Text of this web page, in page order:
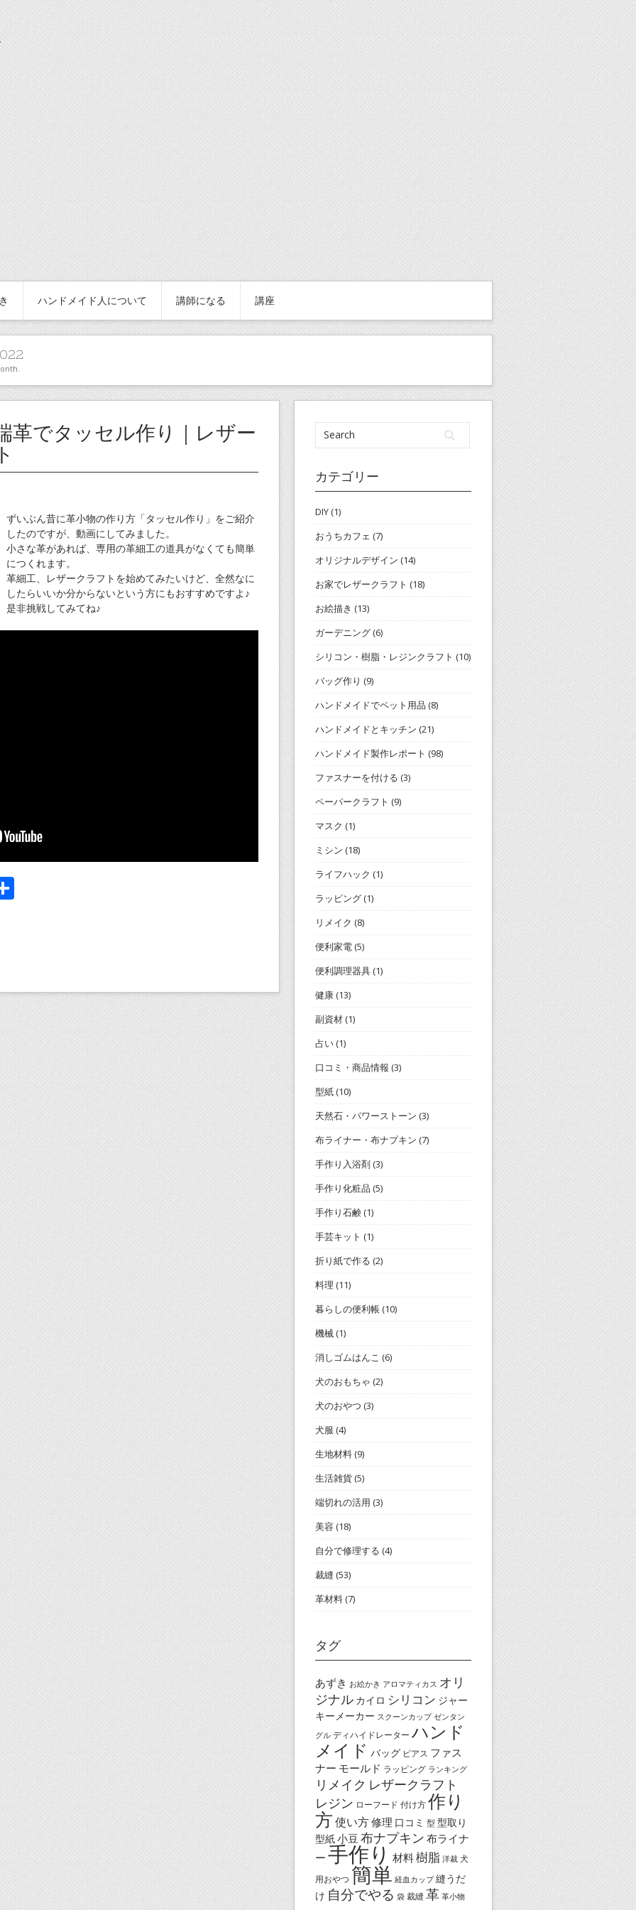
ハンドメイド人について 講師になる 講座
革でタッセル作り｜レザー
ずいぶん昔に革小物の作り方「タッセル作り」をご紹介
したのですが、動画にしてみました。
小さな革があれば、専用の革細工の道具がなくても簡単
につくれます。
革細工、レザークラフトを始めてみたいけど、全然なに
したらいいか分からないという方にもおすすめですよ♪
是非挑戦してみてね♪
カテゴリー
DIY(1)
おうちカフェ (7)
オリジナルデザイン (14)
お家でレザークラフト (18)
お絵描き (13)
ガーデニング(6)
シリコン・樹脂・レジンクラフト (10)
バッグ作り (9)
ハンドメイドでペット用品 (8)
ハンドメイドとキッチン (21)
ハンドメイド製作レポート (98)
ファスナーを付ける (3)
ペーパークラフト (9)
マスク (1)
ミシン (18)
ライフハック (1)
ラッピング(1)
リメイク (8)
便利家電(5)
便利調理器具(1)
健康(13)
副資材(1)
占い(1)
口コミ・商品情報 (3)
型紙(10)
天然石・パワーストーン (3)
布ライナー・布ナプキン (7)
手作り入浴剤(3)
手作り化粧品 (5)
手作り石鹸(1)
手芸キット (1)
折り紙で作る (2)
料理 (11)
暮らしの便利帳(10)
機械(1)
消しゴムはんこ (6)
犬のおもちゃ (2)
犬のおやつ (3)
犬服 (4)
生地材料(9)
生活雑貨(5)
端切れの活用 (3)
美容 (18)
自分で修理する (4)
裁縫 (53)
革材料(7)
タグ
あずき お絵かき アロマティカス オリ
ジナル カイロ シリコン ジャー
キーメーカー スクーンカップ ゼンタン
グル ディハイドレーター ハンド
メイド バッグ ピアス ファス
ナー モールド ラッピング ランキング
リメイク レザークラフト
レジン ローフード 付け方作り
方使い方修理 口コミ 型 型取り
型紙小豆 布ナプキン 布ライナ
ー 手作り 材料樹脂 洋裁 犬
用おやつ 簡単 経血カップ 縫うだ
け 自分でやる 袋 裁縫革 革小物